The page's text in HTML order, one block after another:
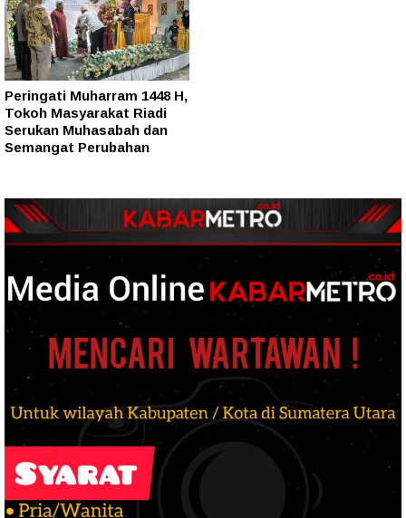
Peringati Muharram 1448 H,
Tokoh Masyarakat Riadi
Serukan Muhasabah dan
Semangat Perubahan